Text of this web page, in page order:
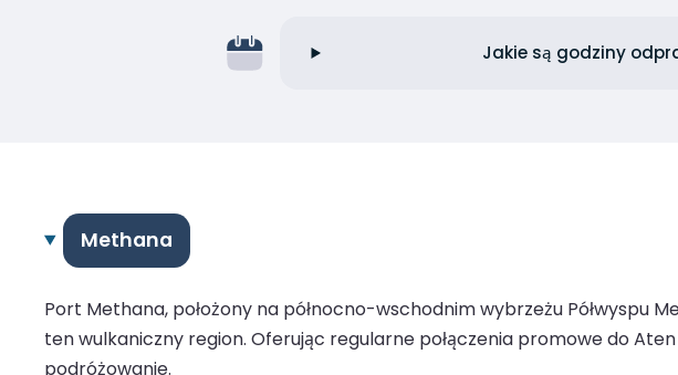
Jakie są godziny
Methana
Port Methana, położony na północno-wschodnim wybrzeżu Półwyspu
ten wulkaniczny region. Oferując regularne połączenia promowe do
podróżowanie.